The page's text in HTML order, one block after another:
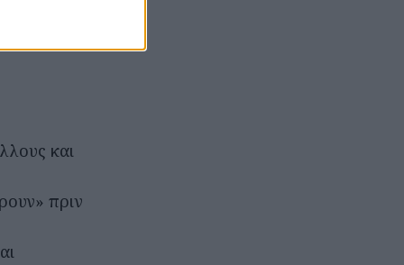
και
πριν